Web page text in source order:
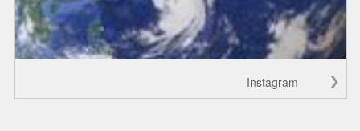
Instagram